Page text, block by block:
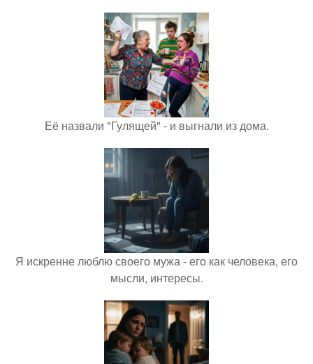
Её назвали "Гулящей" - и выгнали из дома.
Я искренне люблю своего мужа - его как человека, его
мысли, интересы.